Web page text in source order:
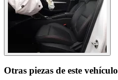
Otras piezas de este vehículo